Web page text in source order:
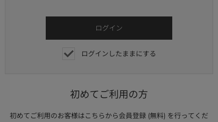
ログインしたままにする
初めてご利用の方
初めてご利用のお客様はこちらから会員登録 (無料) を行ってくだ